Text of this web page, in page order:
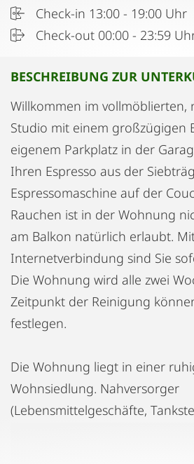
Check-in 13:00 - 19:00 Uhr
Check-out 00:00 - 23:59
BESCHREIBUNG ZUR
Willkommen im vollmöblierten,
Studio mit einem großzügigen
eigenem Parkplatz in der
Ihren Espresso aus der
Espressomaschine auf der
Rauchen ist in der Wohnung
am Balkon natürlich erlaubt.
Internetverbindung sind Sie
Die Wohnung wird alle zwei
Zeitpunkt der Reinigung
festlegen.
Die Wohnung liegt in einer
Wohnsiedlung. Nahversorger
(Lebensmittelgeschäfte,